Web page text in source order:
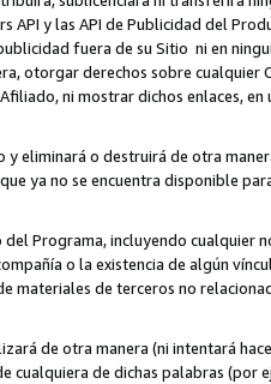
API y las API de Publicidad del
fuera de su Sitio ni en
otorgar derechos sobre
ni mostrar dichos enlaces,
y eliminará o destruirá de otra
ya no se encuentra disponible
Programa, incluyendo cualquier
o la existencia de algún
materiales de terceros no
de otra manera (ni intentará
cualquiera de dichas palabras (por